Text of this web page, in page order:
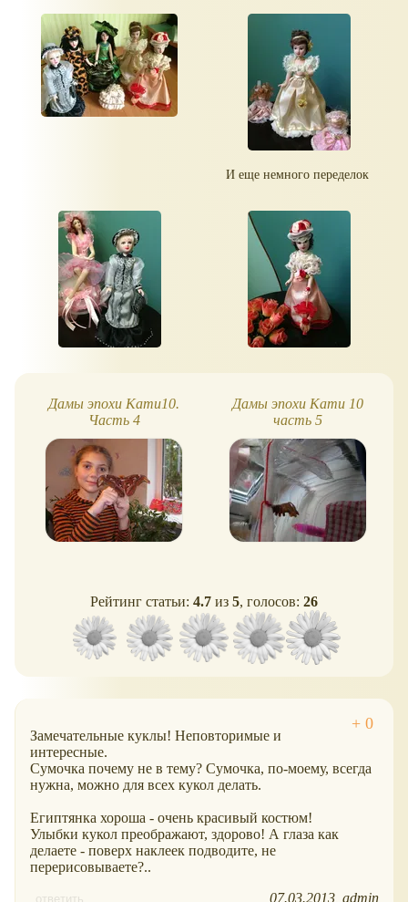
И еще немного переделок
Дамы эпохи Кати10.
Часть 4
Дамы эпохи Кати 10
часть 5
Рейтинг статьи: 4.7 из 5, голосов: 26
Замечательные куклы! Неповторимые и
интересные.
Сумочка почему не в тему? Сумочка, по-моему, всегда
нужна, можно для всех кукол делать.
Египтянка хороша - очень красивый костюм!
Улыбки кукол преображают, здорово! А глаза как
делаете - поверх наклеек подводите, не
перерисовываете?..
ответить 07.03.2013 admin